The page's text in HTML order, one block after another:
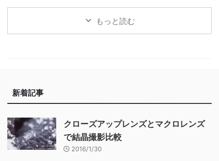
もっと読む
新着記事
クローズアップレンズとマクロレンズ
で結晶撮影比較
2016/1/30